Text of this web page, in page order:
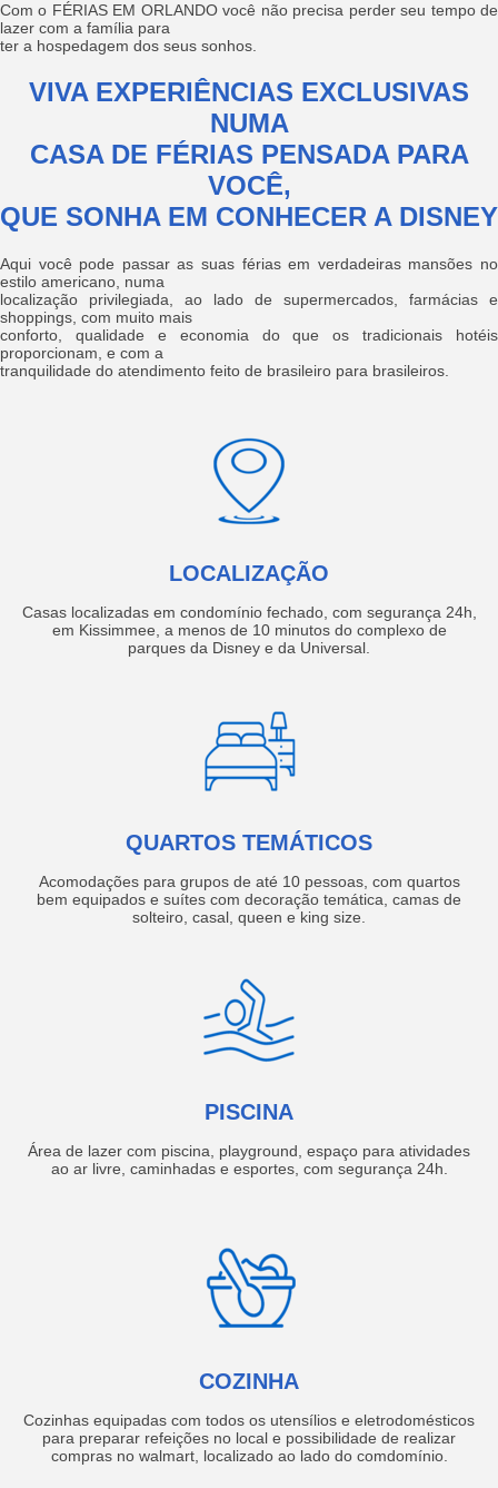
Com o FÉRIAS EM ORLANDO você não precisa perder seu tempo de
lazer com a família para
ter a hospedagem dos seus sonhos.
VIVA EXPERIÊNCIAS EXCLUSIVAS
NUMA
CASA DE FÉRIAS PENSADA PARA
VOCÊ,
QUE SONHA EM CONHECER A DISNEY
Aqui você pode passar as suas férias em verdadeiras mansões no
estilo americano, numa
localização privilegiada, ao lado de supermercados, farmácias e
shoppings, com muito mais
conforto, qualidade e economia do que os tradicionais hotéis
proporcionam, e com a
tranquilidade do atendimento feito de brasileiro para brasileiros.
LOCALIZAÇÃO
Casas localizadas em condomínio fechado, com segurança 24h,
em Kissimmee, a menos de 10 minutos do complexo de
parques da Disney e da Universal.
QUARTOS TEMÁTICOS
Acomodações para grupos de até 10 pessoas, com quartos
bem equipados e suítes com decoração temática, camas de
solteiro, casal, queen e king size.
PISCINA
Área de lazer com piscina, playground, espaço para atividades
ao ar livre, caminhadas e esportes, com segurança 24h.
COZINHA
Cozinhas equipadas com todos os utensílios e eletrodomésticos
para preparar refeições no local e possibilidade de realizar
compras no walmart, localizado ao lado do comdomínio.